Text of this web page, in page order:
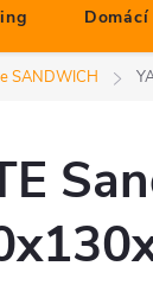
SANDWICH